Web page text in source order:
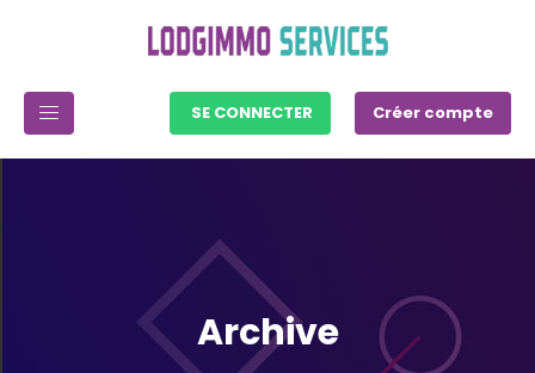
SE CONNECTER Créer compte
Archive